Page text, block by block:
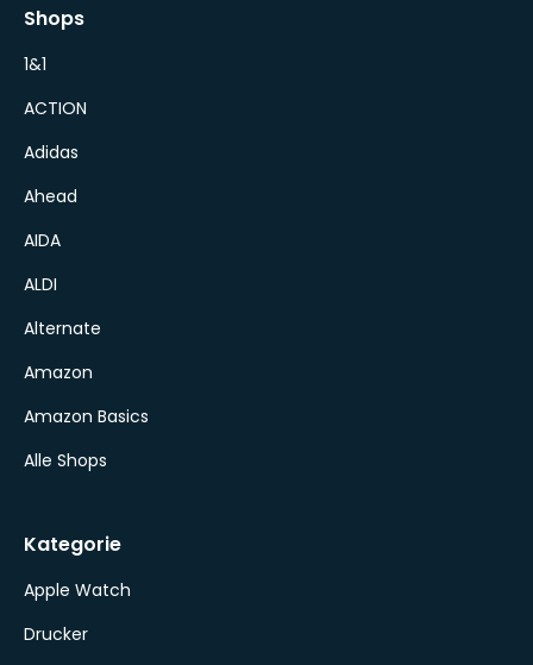
Shops
1&1
ACTION
Adidas
Ahead
AIDA
ALDI
Alternate
Amazon
Amazon Basics
Alle Shops
Kategorie
Apple Watch
Drucker